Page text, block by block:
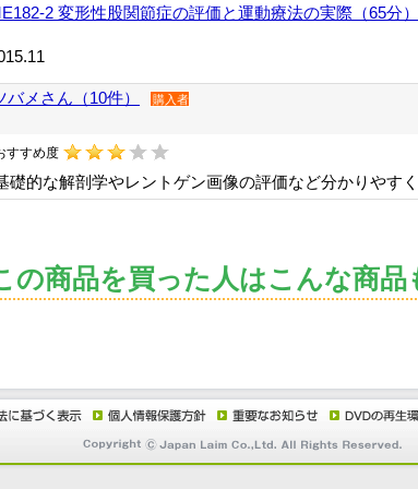
2 変形性股関節症の評価と運動療法の実際（65分）
バメさん（10件） 購入者
すすめ度
礎的な解剖学やレントゲン画像の評価など分かりやす
の商品を買った人はこんな商品